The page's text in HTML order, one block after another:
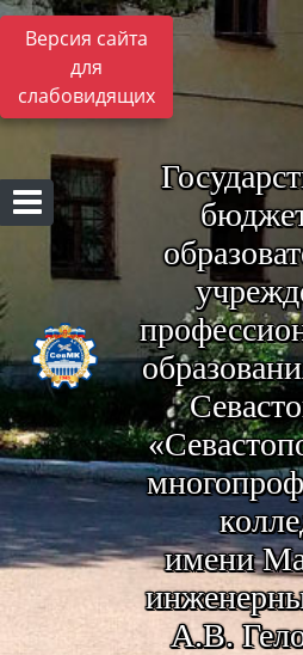
Версия сайта
для
слабовидящих
имени
А.В.